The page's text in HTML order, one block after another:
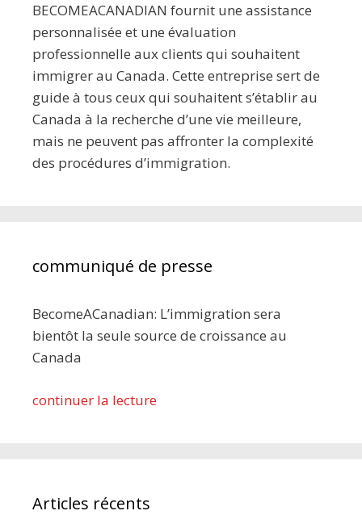
BECOMEACANADIAN fournit une assistance
personnalisée et une évaluation
professionnelle aux clients qui souhaitent
immigrer au Canada. Cette entreprise sert de
guide à tous ceux qui souhaitent s’établir au
Canada à la recherche d’une vie meilleure,
mais ne peuvent pas affronter la complexité
des procédures d’immigration.
communiqué de presse
BecomeACanadian: L’immigration sera
bientôt la seule source de croissance au
Canada
continuer la lecture
Articles récents